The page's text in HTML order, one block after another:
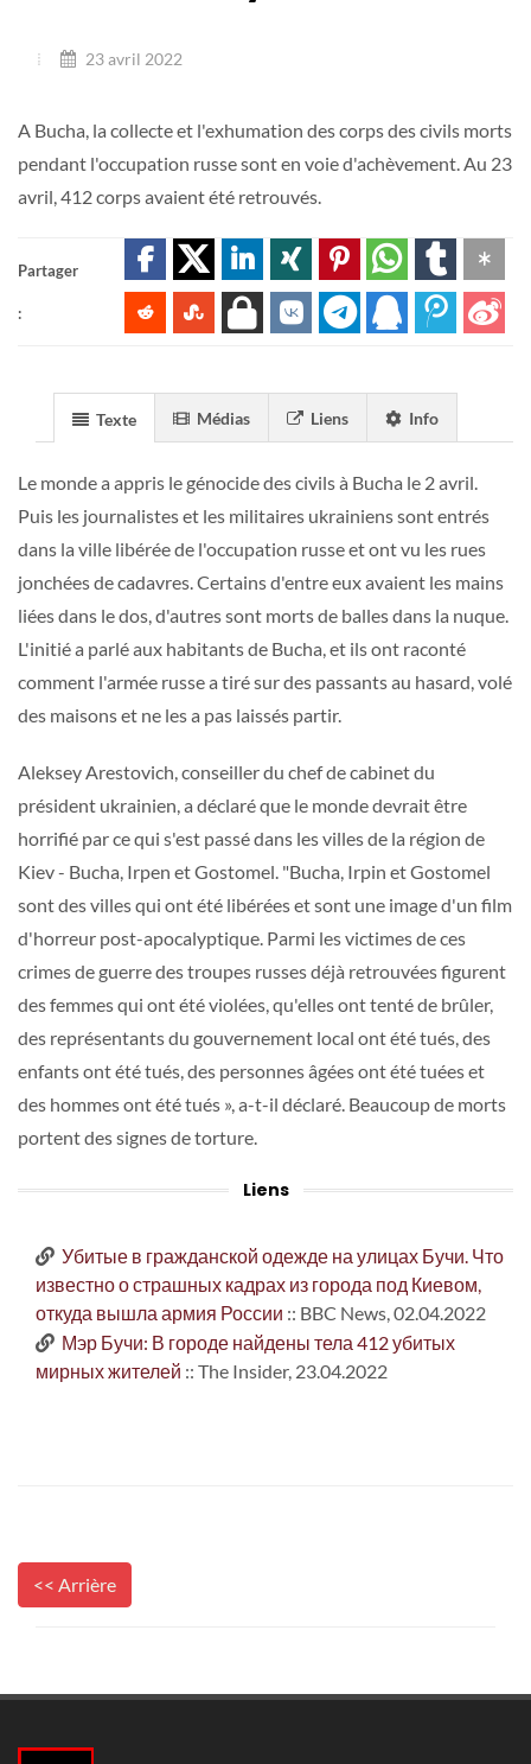
23 avril 2022
A Bucha, la collecte et l'exhumation des corps des civils morts
pendant l'occupation russe sont en voie d'achèvement. Au 23
avril, 412 corps avaient été retrouvés.
Partager
:
Texte Médias Liens Info
Le monde a appris le génocide des civils à Bucha le 2 avril.
Puis les journalistes et les militaires ukrainiens sont entrés
dans la ville libérée de l'occupation russe et ont vu les rues
jonchées de cadavres. Certains d'entre eux avaient les mains
liées dans le dos, d'autres sont morts de balles dans la nuque.
L'initié a parlé aux habitants de Bucha, et ils ont raconté
comment l'armée russe a tiré sur des passants au hasard, volé
des maisons et ne les a pas laissés partir.
Aleksey Arestovich, conseiller du chef de cabinet du
président ukrainien, a déclaré que le monde devrait être
horrifié par ce qui s'est passé dans les villes de la région de
Kiev - Bucha, Irpen et Gostomel. "Bucha, Irpin et Gostomel
sont des villes qui ont été libérées et sont une image d'un film
d'horreur post-apocalyptique. Parmi les victimes de ces
crimes de guerre des troupes russes déjà retrouvées figurent
des femmes qui ont été violées, qu'elles ont tenté de brûler,
des représentants du gouvernement local ont été tués, des
enfants ont été tués, des personnes âgées ont été tuées et
des hommes ont été tués », a-t-il déclaré. Beaucoup de morts
portent des signes de torture.
Liens
Убитые в гражданской одежде на улицах Бучи. Что
известно о страшных кадрах из города под Киевом,
откуда вышла армия России :: BBC News, 02.04.2022
Мэр Бучи: В городе найдены тела 412 убитых
мирных жителей :: The Insider, 23.04.2022
<< Arrière